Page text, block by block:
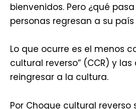
bienvenidos. Pero ¿qué
personas regresan a su
Lo que ocurre es el menos
cultural reverso” (CCR) y
reingresar a la cultura.
Por Choque cultural reverso